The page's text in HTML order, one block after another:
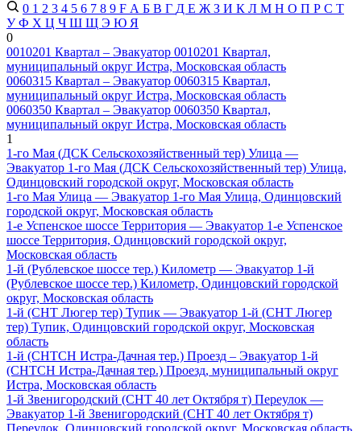
0 1 2 3 4 5 6 7 8 9 F А Б В Г Д Е Ж З И К Л М Н О П Р С Т
УФ Х Ц Ч Ш Щ Э Ю Я
0
0010201 Квартал – Эвакуатор 0010201 Квартал,
муниципальный округ Истра, Московская область
0060315 Квартал – Эвакуатор 0060315 Квартал,
муниципальный округ Истра, Московская область
0060350 Квартал – Эвакуатор 0060350 Квартал,
муниципальный округ Истра, Московская область
1
1-го Мая (ДСК Сельскохозяйственный тер) Улица —
Эвакуатор 1-го Мая (ДСК Сельскохозяйственный тер) Улица,
Одинцовский городской округ, Московская область
1-го Мая Улица — Эвакуатор 1-го Мая Улица, Одинцовский
городской округ, Московская область
1-е Успенское шоссе Территория — Эвакуатор 1-е Успенское
шоссе Территория, Одинцовский городской округ,
Московская область
1-й (Рублевское шоссе тер.) Километр — Эвакуатор 1-й
(Рублевское шоссе тер.) Километр, Одинцовский городской
округ, Московская область
1-й (СНТ Люгер тер) Тупик — Эвакуатор 1-й (СНТ Люгер
тер) Тупик, Одинцовский городской округ, Московская
область
1-й (СНТСН Истра-Дачная тер.) Проезд – Эвакуатор 1-й
(СНТСН Истра-Дачная тер.) Проезд, муниципальный округ
Истра, Московская область
1-й Звенигородский (СНТ 40 лет Октября т) Переулок —
Эвакуатор 1-й Звенигородский (СНТ 40 лет Октября т)
Переулок, Одинцовский городской округ, Московская область